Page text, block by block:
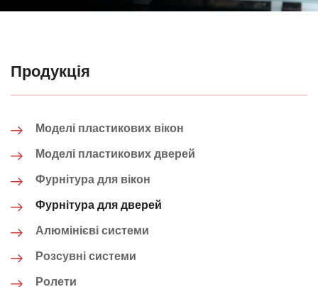
Продукція
Моделі пластикових вікон
Моделі пластикових дверей
Фурнітура для вікон
Фурнітура для дверей
Алюмінієві системи
Розсувні системи
Ролети